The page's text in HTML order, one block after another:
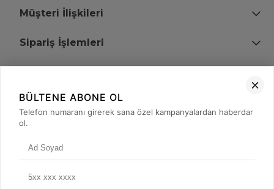
Müşteri İlişkileri
Sipariş İşlemleri
+90 (850) 473 08 08
BÜLTENE ABONE OL
Telefon numaranı girerek sana özel kampanyalardan haberdar
ol.